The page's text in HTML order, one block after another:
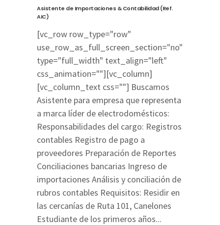
Asistente de Importaciones & Contabilidad (Ref.
AIC)
[vc_row row_type="row"
use_row_as_full_screen_section="no"
type="full_width" text_align="left"
css_animation=""][vc_column]
[vc_column_text css=""] Buscamos
Asistente para empresa que representa
a marca líder de electrodomésticos:
Responsabilidades del cargo: Registros
contables Registro de pago a
proveedores Preparación de Reportes
Conciliaciones bancarias Ingreso de
importaciones Análisis y conciliación de
rubros contables Requisitos: Residir en
las cercanías de Ruta 101, Canelones
Estudiante de los primeros años...